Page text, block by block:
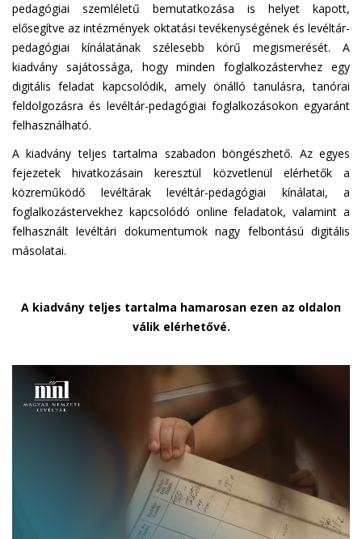
pedagógiai szemléletű bemutatkozása is helyet kapott,
elősegítve az intézmények oktatási tevékenységének és levéltár-
pedagógiai kínálatának szélesebb körű megismerését. A
kiadvány sajátossága, hogy minden foglalkozástervhez egy
digitális feladat kapcsolódik, amely önálló tanulásra, tanórai
feldolgozásra és levéltár-pedagógiai foglalkozásokon egyaránt
felhasználható.
A kiadvány teljes tartalma szabadon böngészhető. Az egyes
fejezetek hivatkozásain keresztül közvetlenül elérhetők a
közreműködő levéltárak levéltár-pedagógiai kínálatai, a
foglalkozástervekhez kapcsolódó online feladatok, valamint a
felhasznált levéltári dokumentumok nagy felbontású digitális
másolatai.
A kiadvány teljes tartalma hamarosan ezen az oldalon
válik elérhetővé.